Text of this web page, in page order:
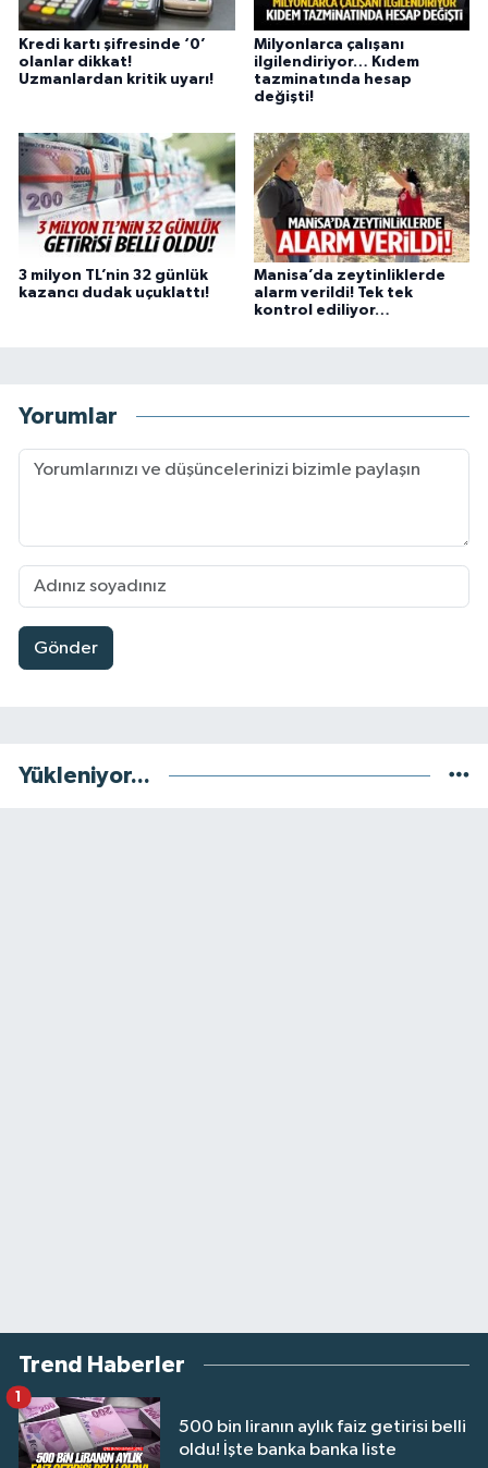
Kredi kartı şifresinde ‘0’
olanlar dikkat!
Uzmanlardan kritik uyarı!
Milyonlarca çalışanı
ilgilendiriyor… Kıdem
tazminatında hesap
değişti!
3 milyon TL’nin 32 günlük
kazancı dudak uçuklattı!
Manisa’da zeytinliklerde
alarm verildi! Tek tek
kontrol ediliyor…
Yorumlar
Gönder
Yükleniyor...
Trend Haberler
500 bin liranın aylık faiz getirisi belli
oldu! İşte banka banka liste
1